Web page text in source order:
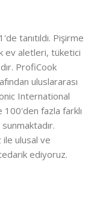
tanıtıldı. Pişirme
ev aletleri, tüketici
ProfiCook
uluslararası
International
100'den fazla farklı
ulusal ve
ediyoruz.